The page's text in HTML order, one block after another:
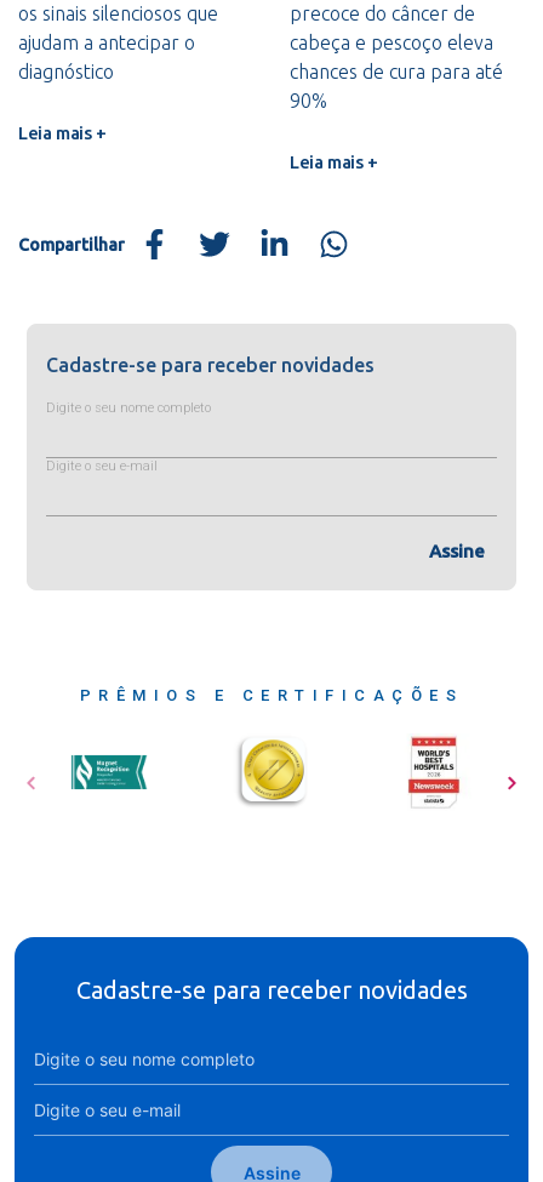
os sinais silenciosos que
ajudam a antecipar o
diagnóstico
Leia mais +
precoce do câncer de
cabeça e pescoço eleva
chances de cura para até
90%
Leia mais +
Compartilhar
Cadastre-se para receber novidades
Digite o seu nome completo
Digite o seu e-mail
Assine
PRÊMIOS E CERTIFICAÇÕES
Cadastre-se para receber novidades
Assine